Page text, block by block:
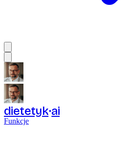
dietetyk ai
Funkcje